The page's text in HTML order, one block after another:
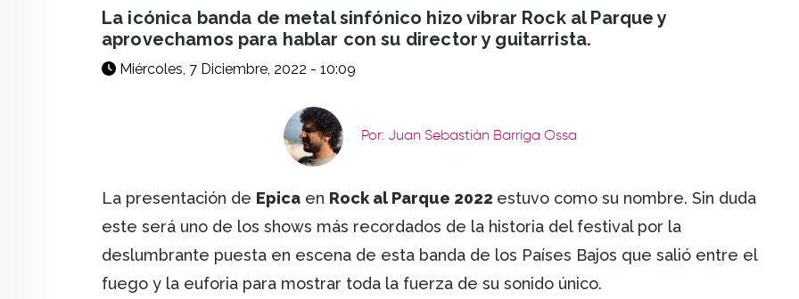
La icónica banda de metal sinfónico hizo vibrar Rock al Parque y
aprovechamos para hablar con su director y guitarrista.
Miércoles, 7 Diciembre, 2022 - 10:09
Por: Juan Sebastián Barriga Ossa
La presentación de Epica en Rock al Parque 2022 estuvo como su nombre. Sin duda
este será uno de los shows más recordados de la historia del festival por la
deslumbrante puesta en escena de esta banda de los Países Bajos que salió entre el
fuego y la euforia para mostrar toda la fuerza de su sonido único.